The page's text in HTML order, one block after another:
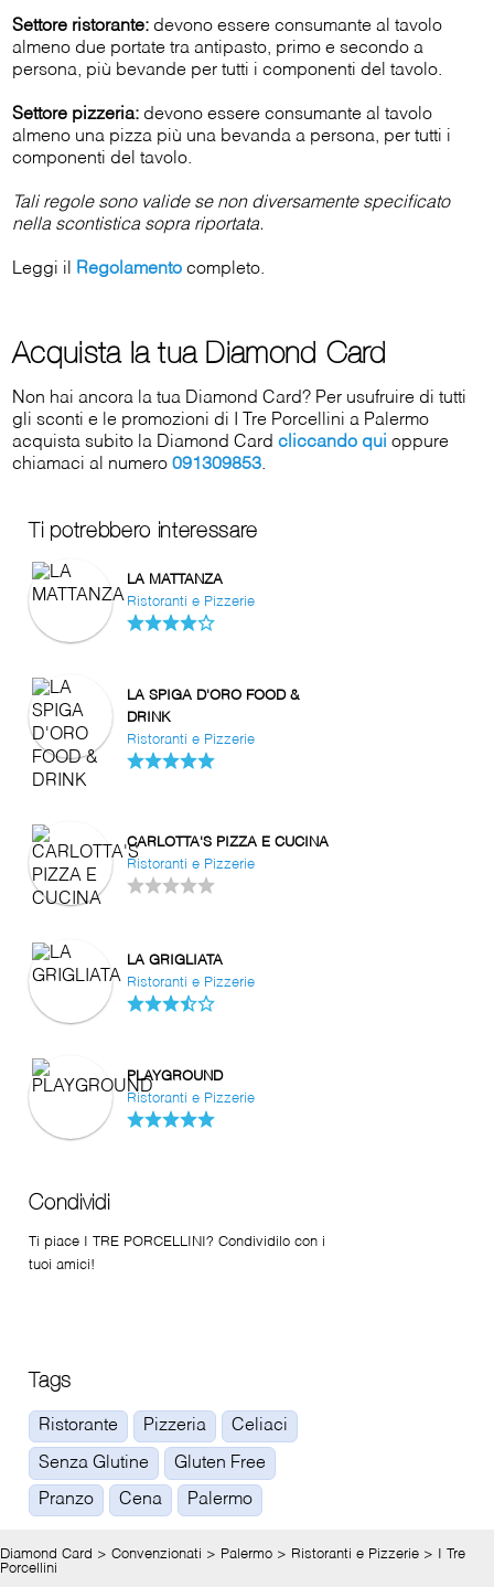
Settore ristorante: devono essere consumante al tavolo
almeno due portate tra antipasto, primo e secondo a
persona, più bevande per tutti i componenti del tavolo.
Settore pizzeria: devono essere consumante al tavolo
almeno una pizza più una bevanda a persona, per tutti i
componenti del tavolo.
Tali regole sono valide se non diversamente specificato
nella scontistica sopra riportata.
Leggi il Regolamento completo.
Acquista la tua Diamond Card
Non hai ancora la tua Diamond Card? Per usufruire di tutti
gli sconti e le promozioni di I Tre Porcellini a Palermo
acquista subito la Diamond Cardcliccando qui oppure
chiamaci al numero091309853.
Ti potrebbero interessare
LA MATTANZA
Ristoranti e Pizzerie
LA SPIGA D'ORO FOOD &
DRINK
Ristoranti e Pizzerie
CARLOTTA'S PIZZA E CUCINA
Ristoranti e Pizzerie
LA GRIGLIATA
Ristoranti e Pizzerie
PLAYGROUND
Ristoranti e Pizzerie
Condividi
Ti piace I TRE PORCELLINI? Condividilo con i
tuoi amici!
Tags
Ristorante Pizzeria Celiaci
Senza Glutine Gluten Free
Pranzo Cena Palermo
Diamond Card > Convenzionati > Palermo > Ristoranti e Pizzerie >
I Tre
Porcellini